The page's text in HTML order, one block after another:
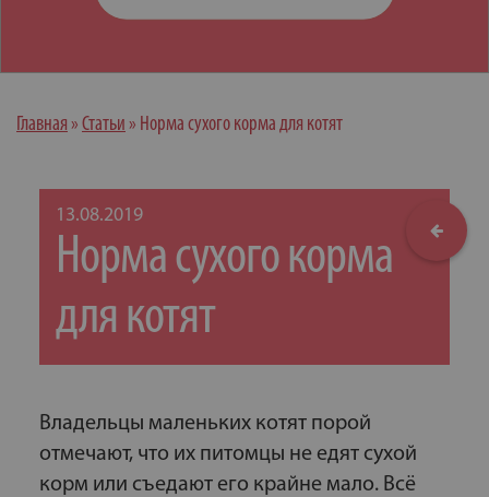
Главная » Статьи » Норма сухого корма для котят
13.08.2019
Норма сухого корма
для котят
Владельцы маленьких котят порой
отмечают, что их питомцы не едят сухой
корм или съедают его крайне мало. Всё